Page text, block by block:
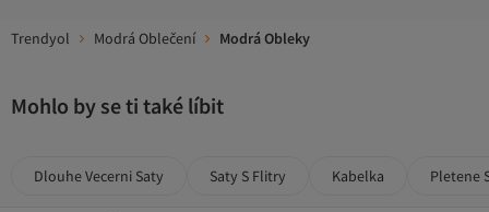
Trendyol Modrá Oblečení Modrá Obleky
Mohlo by se ti také líbit
Dlouhe Vecerni Saty Saty S Flitry Kabelka Pletene